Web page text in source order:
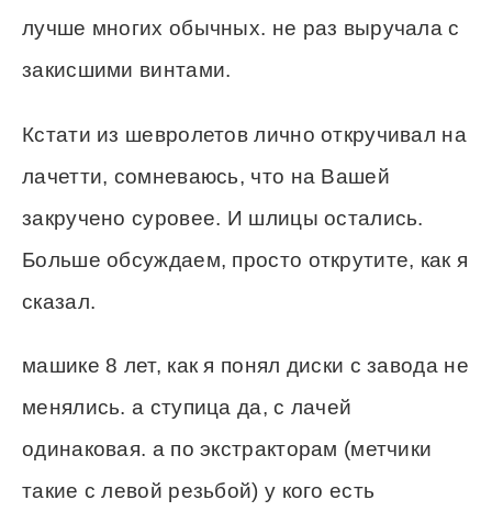
лучше многих обычных. не раз выручала с
закисшими винтами.
Кстати из шевролетов лично откручивал на
лачетти, сомневаюсь, что на Вашей
закручено суровее. И шлицы остались.
Больше обсуждаем, просто открутите, как я
сказал.
машике 8 лет, как я понял диски с завода не
менялись. а ступица да, с лачей
одинаковая. а по экстракторам (метчики
такие с левой резьбой) у кого есть